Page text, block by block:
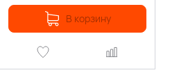
В корзину